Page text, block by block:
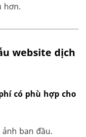
hơn.
website dịch
có phù hợp cho
ban đầu.